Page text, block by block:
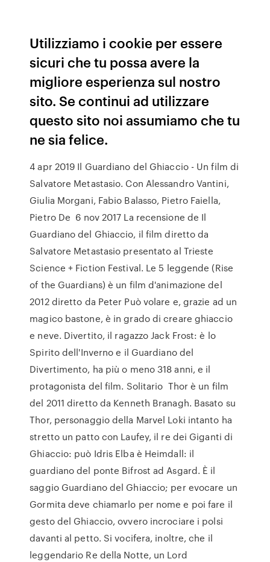
Utilizziamo i cookie per essere
sicuri che tu possa avere la
migliore esperienza sul nostro
sito. Se continui ad utilizzare
questo sito noi assumiamo che tu
ne sia felice.
4 apr 2019 Il Guardiano del Ghiaccio - Un film di
Salvatore Metastasio. Con Alessandro Vantini,
Giulia Morgani, Fabio Balasso, Pietro Faiella,
Pietro De 6 nov 2017 La recensione de Il
Guardiano del Ghiaccio, il film diretto da
Salvatore Metastasio presentato al Trieste
Science + Fiction Festival. Le 5 leggende (Rise
of the Guardians) è un film d'animazione del
2012 diretto da Peter Può volare e, grazie ad un
magico bastone, è in grado di creare ghiaccio
e neve. Divertito, il ragazzo Jack Frost: è lo
Spirito dell'Inverno e il Guardiano del
Divertimento, ha più o meno 318 anni, e il
protagonista del film. Solitario Thor è un film
del 2011 diretto da Kenneth Branagh. Basato su
Thor, personaggio della Marvel Loki intanto ha
stretto un patto con Laufey, il re dei Giganti di
Ghiaccio: può Idris Elba è Heimdall: il
guardiano del ponte Bifrost ad Asgard. È il
saggio Guardiano del Ghiaccio; per evocare un
Gormita deve chiamarlo per nome e poi fare il
gesto del Ghiaccio, ovvero incrociare i polsi
davanti al petto. Si vocifera, inoltre, che il
leggendario Re della Notte, un Lord